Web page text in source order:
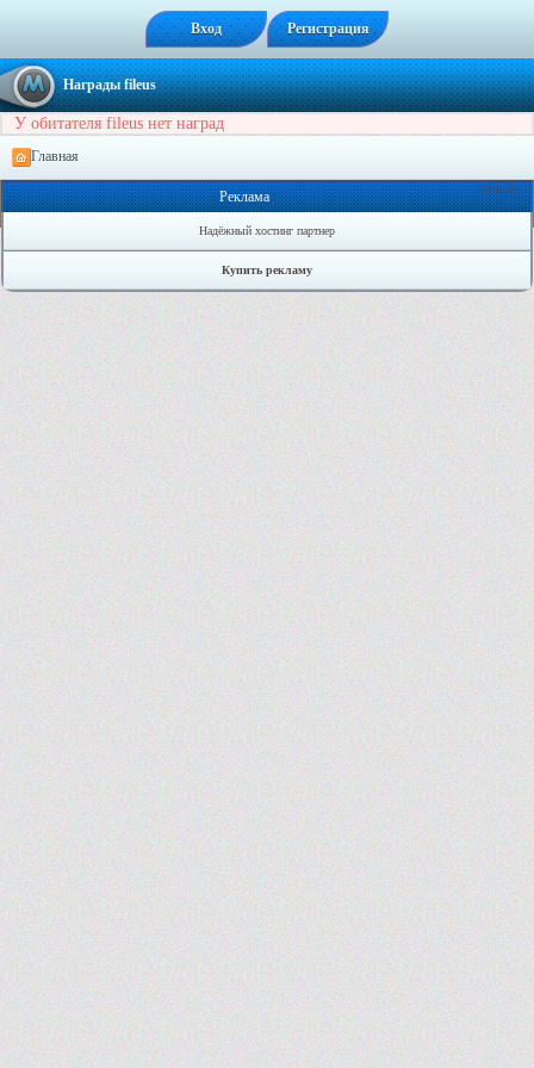
Вход Регистрация
Награды fileus
У обитателя fileus нет наград
Главная
Онлайн: 2
Реклама
Надёжный хостинг партнер
Купить рекламу